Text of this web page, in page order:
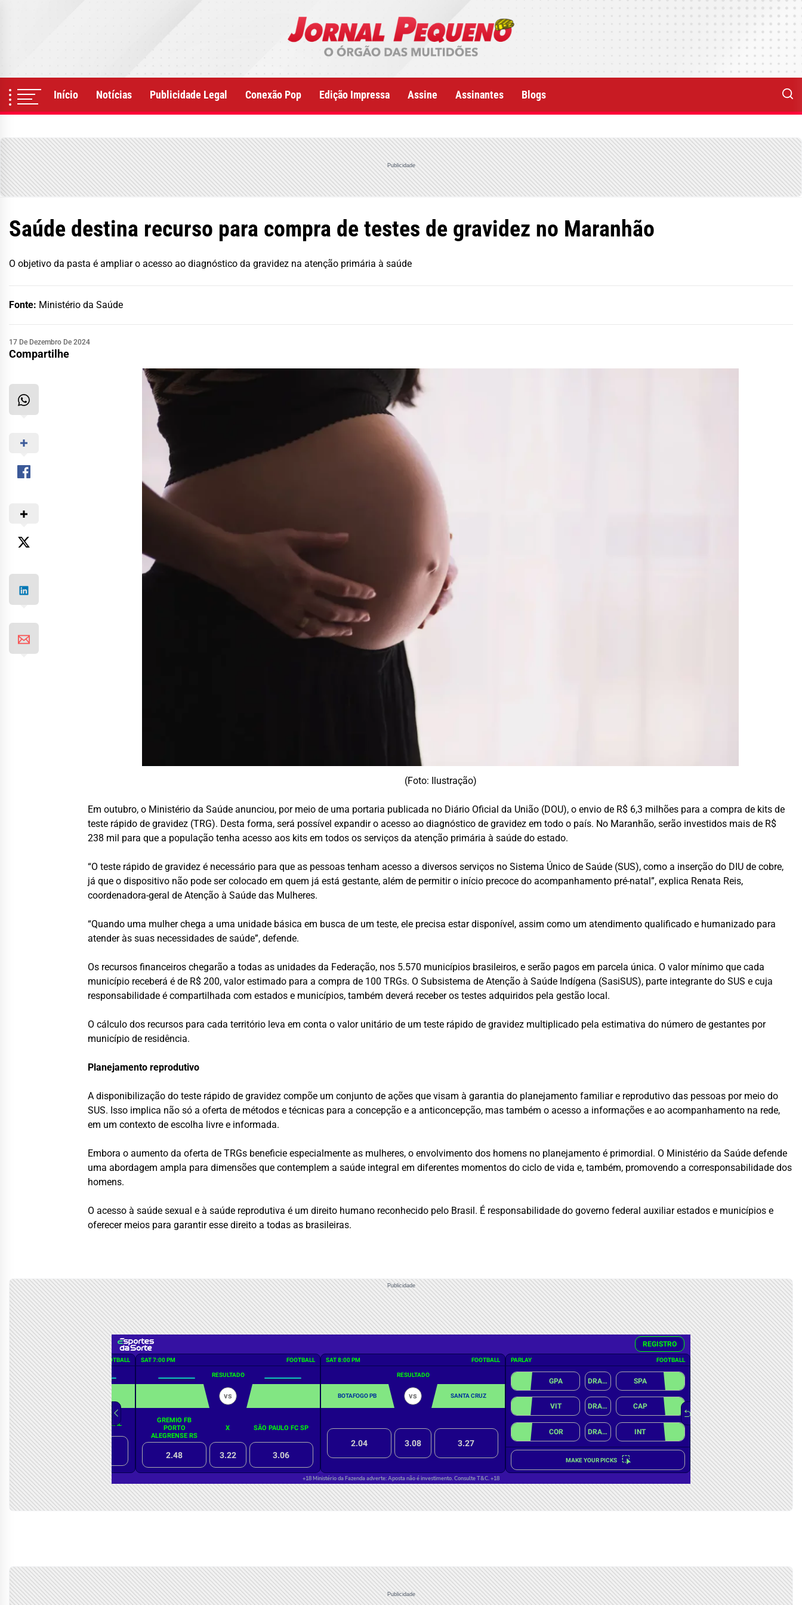
Início Notícias Publicidade Legal Conexão Pop Edição Impressa Assine Assinantes Blogs
Publicidade
Saúde destina recurso para compra de testes de gravidez no Maranhão
O objetivo da pasta é ampliar o acesso ao diagnóstico da gravidez na atenção primária à saúde
Fonte: Ministério da Saúde
17 De Dezembro De 2024
Compartilhe
(Foto: Ilustração)
Em outubro, o Ministério da Saúde anunciou, por meio de uma portaria publicada no Diário Oficial da União (DOU), o envio de R$ 6,3 milhões para a compra de kits de
teste rápido de gravidez (TRG). Desta forma, será possível expandir o acesso ao diagnóstico de gravidez em todo o país. No Maranhão, serão investidos mais de R$
238 mil para que a população tenha acesso aos kits em todos os serviços da atenção primária à saúde do estado.
“O teste rápido de gravidez é necessário para que as pessoas tenham acesso a diversos serviços no Sistema Único de Saúde (SUS), como a inserção do DIU de cobre,
já que o dispositivo não pode ser colocado em quem já está gestante, além de permitir o início precoce do acompanhamento pré-natal”, explica Renata Reis,
coordenadora-geral de Atenção à Saúde das Mulheres.
“Quando uma mulher chega a uma unidade básica em busca de um teste, ele precisa estar disponível, assim como um atendimento qualificado e humanizado para
atender às suas necessidades de saúde”, defende.
Os recursos financeiros chegarão a todas as unidades da Federação, nos 5.570 municípios brasileiros, e serão pagos em parcela única. O valor mínimo que cada
município receberá é de R$ 200, valor estimado para a compra de 100 TRGs. O Subsistema de Atenção à Saúde Indígena (SasiSUS), parte integrante do SUS e cuja
responsabilidade é compartilhada com estados e municípios, também deverá receber os testes adquiridos pela gestão local.
O cálculo dos recursos para cada território leva em conta o valor unitário de um teste rápido de gravidez multiplicado pela estimativa do número de gestantes por
município de residência.
Planejamento reprodutivo
A disponibilização do teste rápido de gravidez compõe um conjunto de ações que visam à garantia do planejamento familiar e reprodutivo das pessoas por meio do
SUS. Isso implica não só a oferta de métodos e técnicas para a concepção e a anticoncepção, mas também o acesso a informações e ao acompanhamento na rede,
em um contexto de escolha livre e informada.
Embora o aumento da oferta de TRGs beneficie especialmente as mulheres, o envolvimento dos homens no planejamento é primordial. O Ministério da Saúde defende
uma abordagem ampla para dimensões que contemplem a saúde integral em diferentes momentos do ciclo de vida e, também, promovendo a corresponsabilidade dos
homens.
O acesso à saúde sexual e à saúde reprodutiva é um direito humano reconhecido pelo Brasil. É responsabilidade do governo federal auxiliar estados e municípios e
oferecer meios para garantir esse direito a todas as brasileiras.
Publicidade
Publicidade